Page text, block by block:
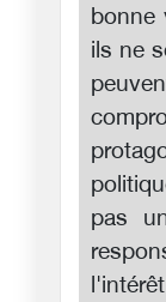
bonne
ils ne
pas